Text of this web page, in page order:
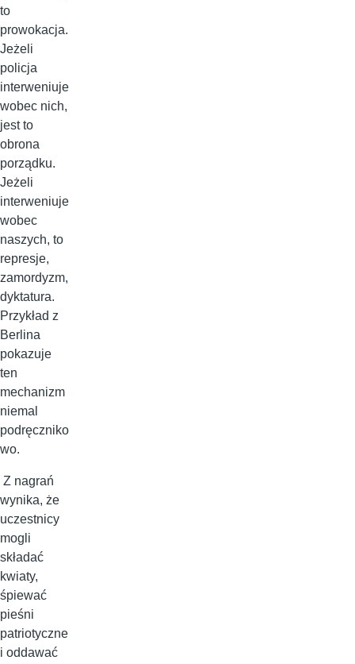
to
prowokacja.
Jeżeli
policja
interweniuje
wobec nich,
jest to
obrona
porządku.
Jeżeli
interweniuje
wobec
naszych, to
represje,
zamordyzm,
dyktatura.
Przykład z
Berlina
pokazuje
ten
mechanizm
niemal
podręczniko
wo.
Z nagrań
wynika, że
uczestnicy
mogli
składać
kwiaty,
śpiewać
pieśni
patriotyczne
i oddawać